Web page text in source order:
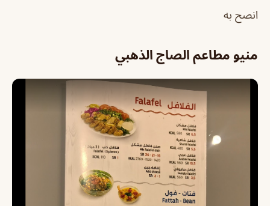
انصح به
منيو مطاعم الصاج الذهبي